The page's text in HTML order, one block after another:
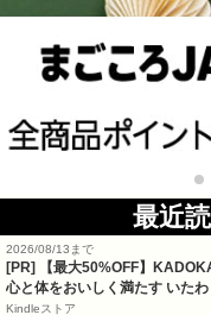
最近
2026/08/13まで
[PR] 【最大50%OFF】
心と体をおいしく満たす いた
Kindleストア